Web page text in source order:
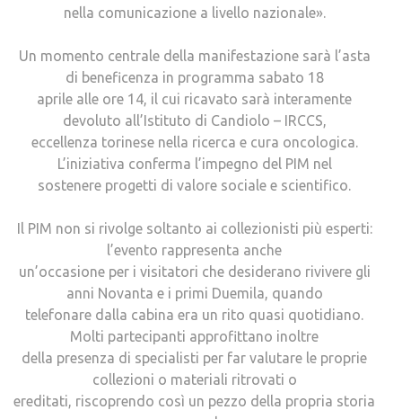
nella comunicazione a livello nazionale».
Un momento centrale della manifestazione sarà l’asta
di beneficenza in programma sabato 18
aprile alle ore 14, il cui ricavato sarà interamente
devoluto all’Istituto di Candiolo – IRCCS,
eccellenza torinese nella ricerca e cura oncologica.
L’iniziativa conferma l’impegno del PIM nel
sostenere progetti di valore sociale e scientifico.
Il PIM non si rivolge soltanto ai collezionisti più esperti:
l’evento rappresenta anche
un’occasione per i visitatori che desiderano rivivere gli
anni Novanta e i primi Duemila, quando
telefonare dalla cabina era un rito quasi quotidiano.
Molti partecipanti approfittano inoltre
della presenza di specialisti per far valutare le proprie
collezioni o materiali ritrovati o
ereditati, riscoprendo così un pezzo della propria storia